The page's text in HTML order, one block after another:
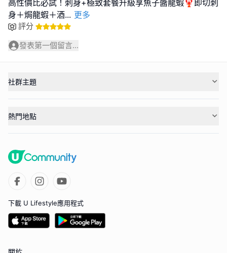
高性價比必試！刺身+極致套餐升級享魚子醬龍蝦🦞即切刺
身＋焗龍蝦＋酒... 更多
評分
發表第一個留言...
社群主題
熱門地點
下載 U Lifestyle應用程式